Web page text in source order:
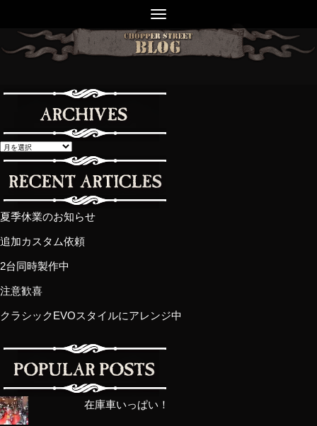
夏季休業のお知らせ
追加カスタム依頼
2台同時製作中
注意歓喜
クラシックEVOスタイルにアレンジ中
在庫車いっぱい！